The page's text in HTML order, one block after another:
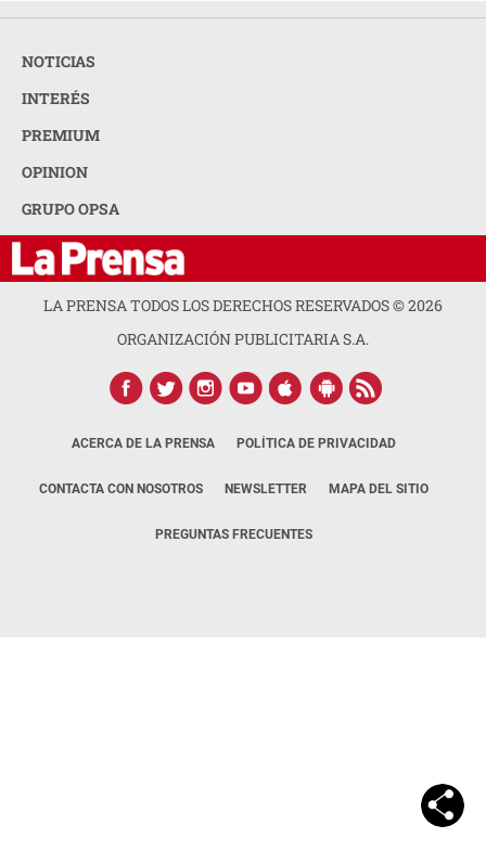
NOTICIAS
INTERÉS
PREMIUM
OPINION
GRUPO OPSA
LA PRENSA TODOS LOS DERECHOS RESERVADOS ©2026
ORGANIZACIÓN PUBLICITARIA S.A.
ACERCA DE LA PRENSA POLÍTICA DE PRIVACIDAD
CONTACTA CON NOSOTROS NEWSLETTER MAPA DEL SITIO
PREGUNTAS FRECUENTES